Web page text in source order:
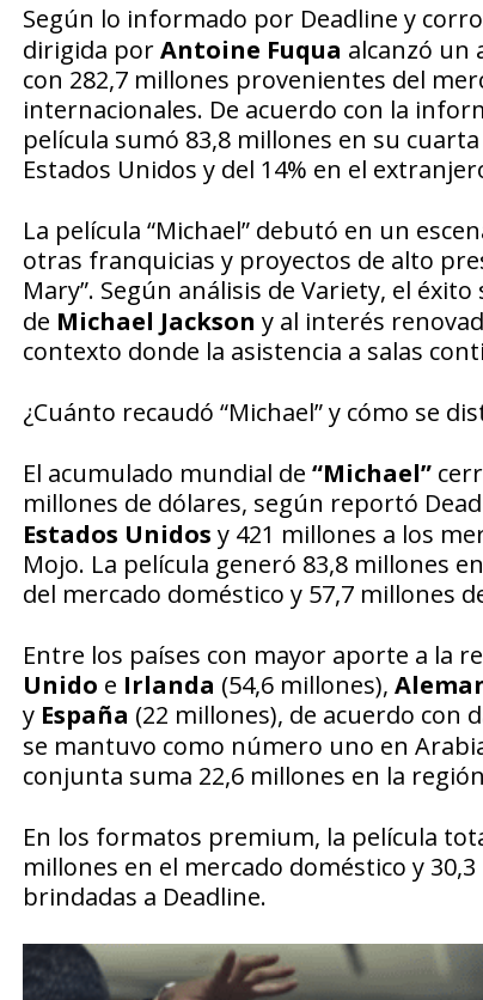
Según lo informado por Deadline y
dirigida porAntoine Fuqua alcanzó un
con 282,7 millones provenientes del
internacionales. De acuerdo con la
película sumó 83,8 millones en su
Estados Unidos y del 14% en el
La película “Michael” debutó en un
otras franquicias y proyectos de alto
Mary”. Según análisis de Variety, el éxito
de Michael Jackson y al interés
contexto donde la asistencia a salas
¿Cuánto recaudó “Michael” y cómo se
El acumulado mundial de “Michael”
millones de dólares, según reportó
Estados Unidos y 421 millones a los
Mojo. La película generó 83,8 millones
del mercado doméstico y 57,7 millones
Entre los países con mayor aporte a la
Unido e Irlanda (54,6 millones),
y España (22 millones), de acuerdo con
se mantuvo como número uno en
conjunta suma 22,6 millones en la
En los formatos premium, la película
millones en el mercado doméstico y
brindadas a Deadline.